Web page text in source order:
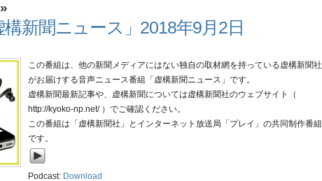
»
構新聞ニュース」2018年9月2日
この番組は、他の新聞メディアにはない独自の取材網を持っている虚構新聞社
がお届けする音声ニュース番組「虚構新聞ニュース」です。
虚構新聞最新記事や、虚構新聞については虚構新聞社のウェブサイト（
http://kyoko-np.net/ ）でご確認ください。
この番組は「虚構新聞社」とインターネット放送局「プレイ」の共同制作番組
です。
Podcast: Download